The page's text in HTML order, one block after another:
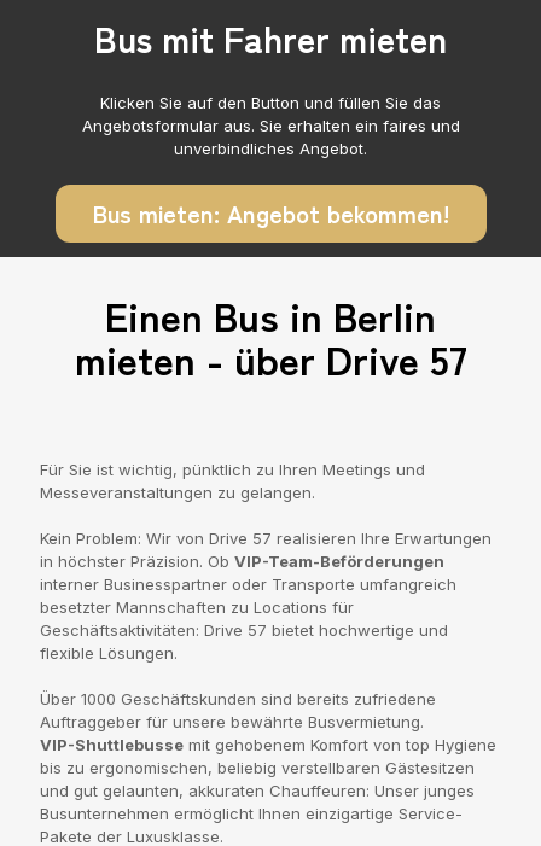
Bus mit Fahrer mieten
Klicken Sie auf den Button und füllen Sie das
Angebotsformular aus. Sie erhalten ein faires und
unverbindliches Angebot.
Bus mieten: Angebot bekommen!
Einen Bus in Berlin
mieten - über Drive 57
Für Sie ist wichtig, pünktlich zu Ihren Meetings und
Messeveranstaltungen zu gelangen.
Kein Problem: Wir von Drive 57 realisieren Ihre Erwartungen
in höchster Präzision. Ob VIP-Team-Beförderungen
interner Businesspartner oder Transporte umfangreich
besetzter Mannschaften zu Locations für
Geschäftsaktivitäten: Drive 57 bietet hochwertige und
flexible Lösungen.
Über 1000 Geschäftskunden sind bereits zufriedene
Auftraggeber für unsere bewährte Busvermietung.
VIP-Shuttlebusse mit gehobenem Komfort von top Hygiene
bis zu ergonomischen, beliebig verstellbaren Gästesitzen
und gut gelaunten, akkuraten Chauffeuren: Unser junges
Busunternehmen ermöglicht Ihnen einzigartige Service-
Pakete der Luxusklasse.